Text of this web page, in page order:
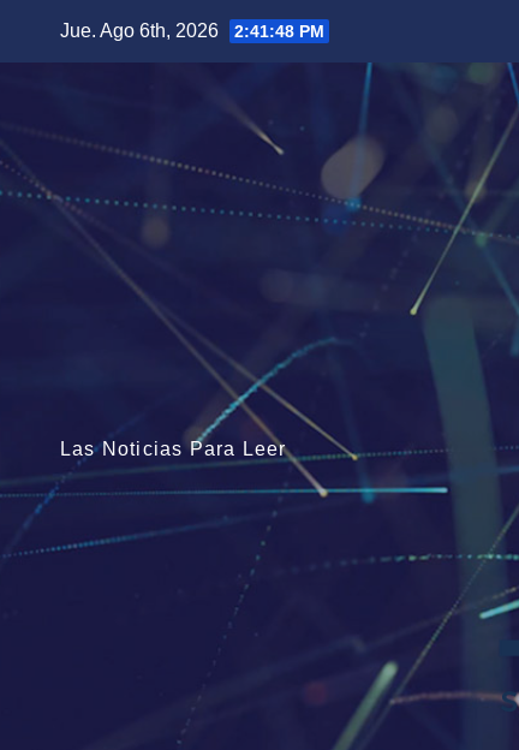
Jue. Ago 6th, 2026 2:41:50 PM
Las Noticias Para Leer